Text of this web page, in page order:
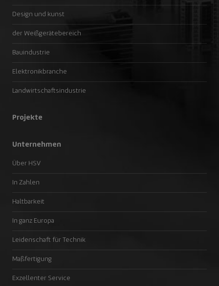
Design und kunst
der Weißgerätebereich
Bauindustrie
Elektronikbranche
Landwirtschaftsindustrie
Projekte
Unternehmen
Über HSV
In Zahlen
Haltbarkeit
In ganz Europa
Leidenschaft für Technik
Maßfertigung
Exzellenter Service